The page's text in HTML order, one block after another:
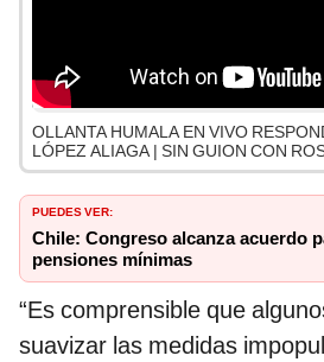
OLLANTA HUMALA EN VIVO
LÓPEZ ALIAGA | SIN GUION CON
PUEDES VER:
Chile: Congreso alcanza acuerdo
pensiones mínimas
“Es comprensible que
suavizar las medidas